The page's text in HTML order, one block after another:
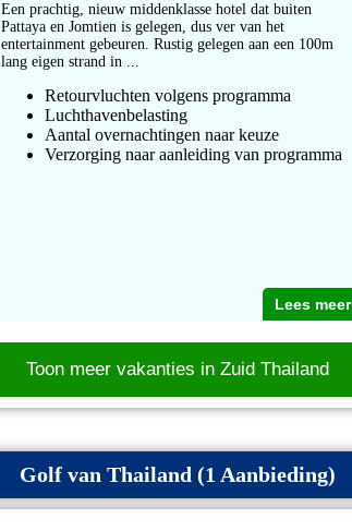
Een prachtig, nieuw middenklasse hotel dat buiten
Pattaya en Jomtien is gelegen, dus ver van het
entertainment gebeuren. Rustig gelegen aan een 100m
lang eigen strand in ...
Retourvluchten volgens programma
Luchthavenbelasting
Aantal overnachtingen naar keuze
Verzorging naar aanleiding van programma
Lees meer
Toon meer vakanties in Zuid Thailand
Golf van Thailand (1 Aanbieding)